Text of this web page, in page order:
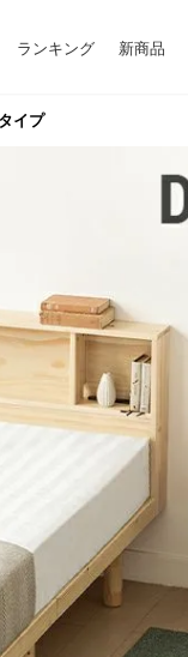
ランキング 新商品
イプ